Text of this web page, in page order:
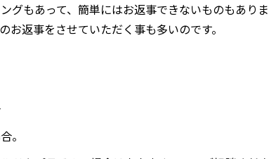
グもあって、簡単にはお返事できないものもありま
返事をさせていただく事も多いのです。
。